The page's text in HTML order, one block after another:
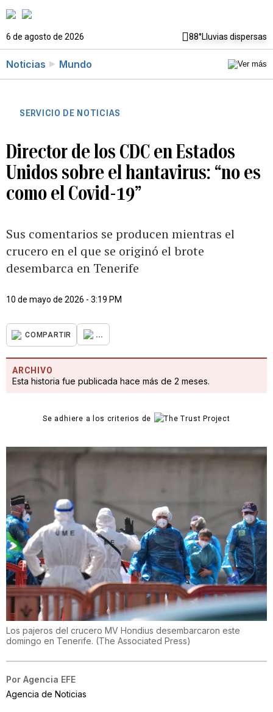
6 de agosto de 2026 88°Lluvias dispersas
Noticias Mundo
SERVICIO DE NOTICIAS
Director de los CDC en Estados
Unidos sobre el hantavirus: “no es
como el Covid-19”
Sus comentarios se producen mientras el
crucero en el que se originó el brote
desembarca en Tenerife
10 de mayo de 2026 - 3:19 PM
COMPARTIR ...
ARCHIVO
Esta historia fue publicada hace más de 2 meses.
Se adhiere a los criterios de
Los pajeros del crucero MV Hondius desembarcaron este
domingo en Tenerife. (The Associated Press)
Por Agencia EFE
Agencia de Noticias